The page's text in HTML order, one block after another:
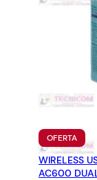
OFERTA
EN
WIRELESS
AC600